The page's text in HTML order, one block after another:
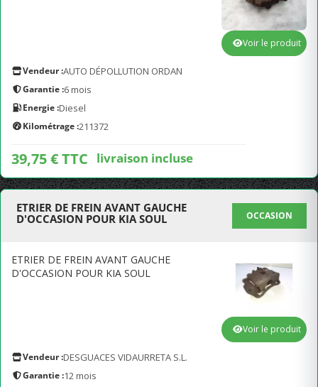
Vendeur :AUTO DÉPOLLUTION ORDAN
Garantie :6 mois
Energie :Diesel
Kilométrage :211372
39,75 € TTC livraison incluse
Voir le produit
ETRIER DE FREIN AVANT GAUCHE
D'OCCASION POUR KIA SOUL
OCCASION
ETRIER DE FREIN AVANT GAUCHE
D'OCCASION POUR KIA SOUL
Vendeur :DESGUACES VIDAURRETA S.L.
Garantie :12 mois
Voir le produit